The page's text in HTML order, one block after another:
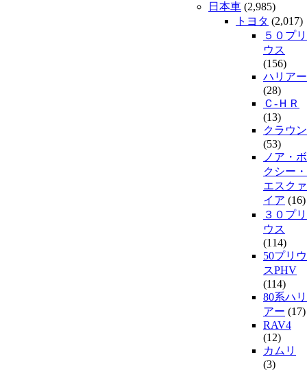
日本車 (2,985)
トヨタ (2,017)
５０プリ
ウス
(156)
ハリアー
(28)
Ｃ-ＨＲ
(13)
クラウン
(53)
ノア・ボ
クシー・
エスクァ
イア (16)
３０プリ
ウス
(114)
50プリウ
スPHV
(114)
80系ハリ
アー (17)
RAV4
(12)
カムリ
(3)